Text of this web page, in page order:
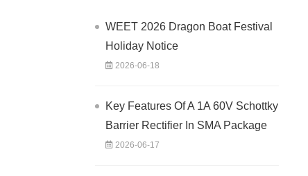
WEET 2026 Dragon Boat Festival
Holiday Notice
2026-06-18
Key Features Of A 1A 60V Schottky
Barrier Rectifier In SMA Package
2026-06-17